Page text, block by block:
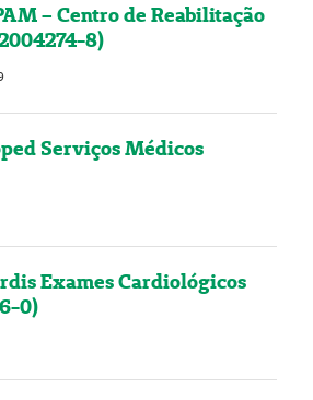
– Centro de Reabilitação
8)
Serviços Médicos
Exames Cardiológicos
0)